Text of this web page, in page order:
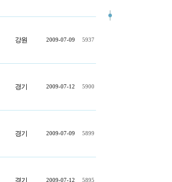
강원 2009-07-09 5937
경기 2009-07-12 5900
경기 2009-07-09 5899
경기 2009-07-12 5895